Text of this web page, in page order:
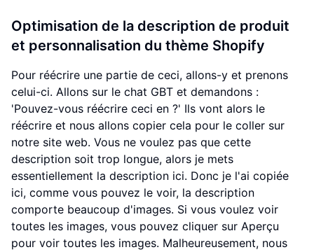
Optimisation de la description de produit
et personnalisation du thème Shopify
Pour réécrire une partie de ceci, allons-y et prenons
celui-ci. Allons sur le chat GBT et demandons :
'Pouvez-vous réécrire ceci en ?' Ils vont alors le
réécrire et nous allons copier cela pour le coller sur
notre site web. Vous ne voulez pas que cette
description soit trop longue, alors je mets
essentiellement la description ici. Donc je l'ai copiée
ici, comme vous pouvez le voir, la description
comporte beaucoup d'images. Si vous voulez voir
toutes les images, vous pouvez cliquer sur Aperçu
pour voir toutes les images. Malheureusement, nous